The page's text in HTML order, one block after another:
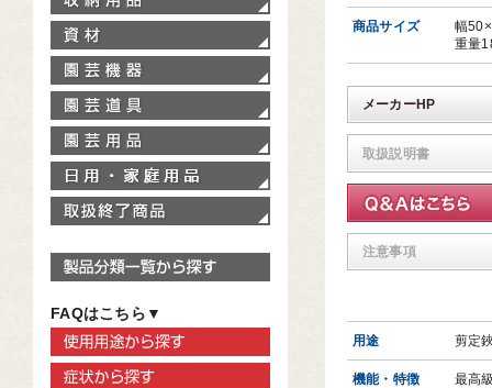
商品サイズ
幅
重量
メーカーHP
取扱説明書
注意事項
用途 剪定
機能・特徴
最高
製品分類一覧から探す
FAQはこちら▼
使用用途から探す